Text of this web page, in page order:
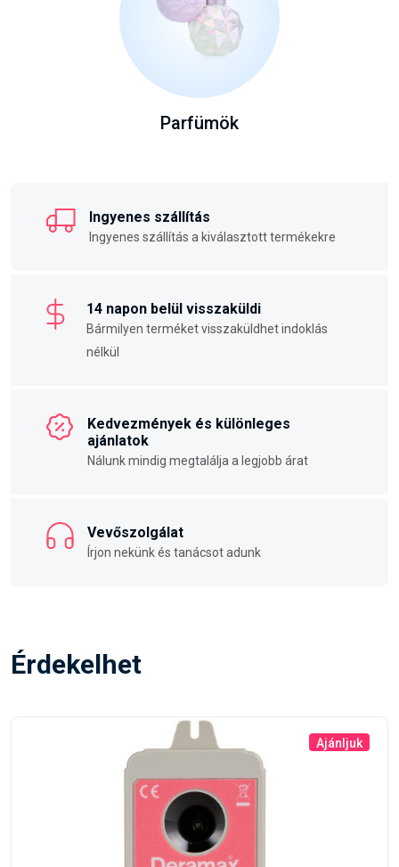
Parfümök
Ingyenes szállítás
Ingyenes szállítás a kiválasztott termékekre
14 napon belül visszaküldi
Bármilyen terméket visszaküldhet indoklás
nélkül
Kedvezmények és különleges
ajánlatok
Nálunk mindig megtalálja a legjobb árat
Vevőszolgálat
Írjon nekünk és tanácsot adunk
Érdekelhet
Ajánljuk